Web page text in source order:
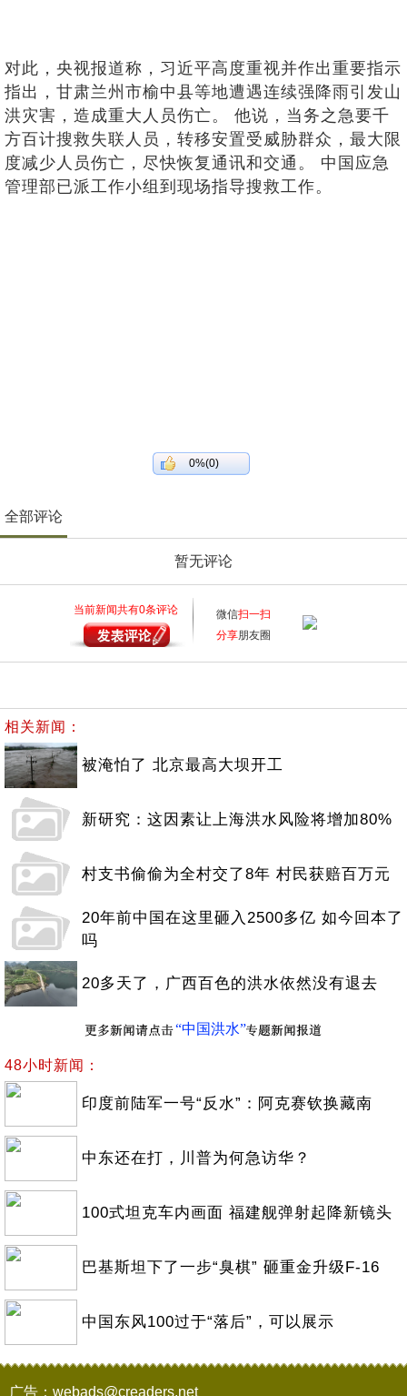
对此，央视报道称，习近平高度重视并作出重要指示
指出，甘肃兰州市榆中县等地遭遇连续强降雨引发山
洪灾害，造成重大人员伤亡。 他说，当务之急要千
方百计搜救失联人员，转移安置受威胁群众，最大限
度减少人员伤亡，尽快恢复通讯和交通。 中国应急
管理部已派工作小组到现场指导搜救工作。
0%(0)
全部评论
暂无评论
当前新闻共有0条评论 微信扫一扫
分享朋友圈
相关新闻：
被淹怕了 北京最高大坝开工
新研究：这因素让上海洪水风险将增加80%
村支书偷偷为全村交了8年 村民获赔百万元
20年前中国在这里砸入2500多亿 如今回本了
吗
20多天了，广西百色的洪水依然没有退去
“中国洪水”
48小时新闻：
印度前陆军一号“反水”：阿克赛钦换藏南
中东还在打，川普为何急访华？
100式坦克车内画面 福建舰弹射起降新镜头
巴基斯坦下了一步“臭棋” 砸重金升级F-16
中国东风100过于“落后”，可以展示
广告：webads@creaders.net